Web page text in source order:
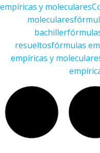
empíricas y moleculares
moleculares
bachiller
resueltosfórmulas
empíricas y